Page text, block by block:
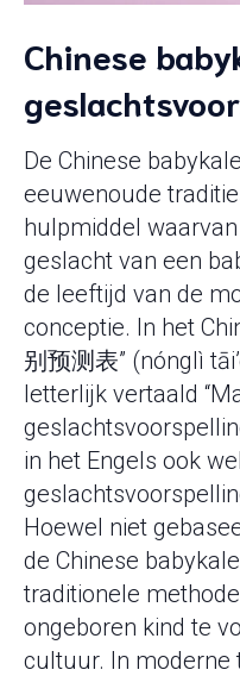
Chinese
De Chinese
eeuwenoude
hulpmiddel
geslacht van een
de leeftijd van de
conceptie. In het
别预测表” (nónglì
letterlijk vertaald
in het Engels ook
Hoewel niet
de Chinese
traditionele
ongeboren kind te
cultuur. In moderne